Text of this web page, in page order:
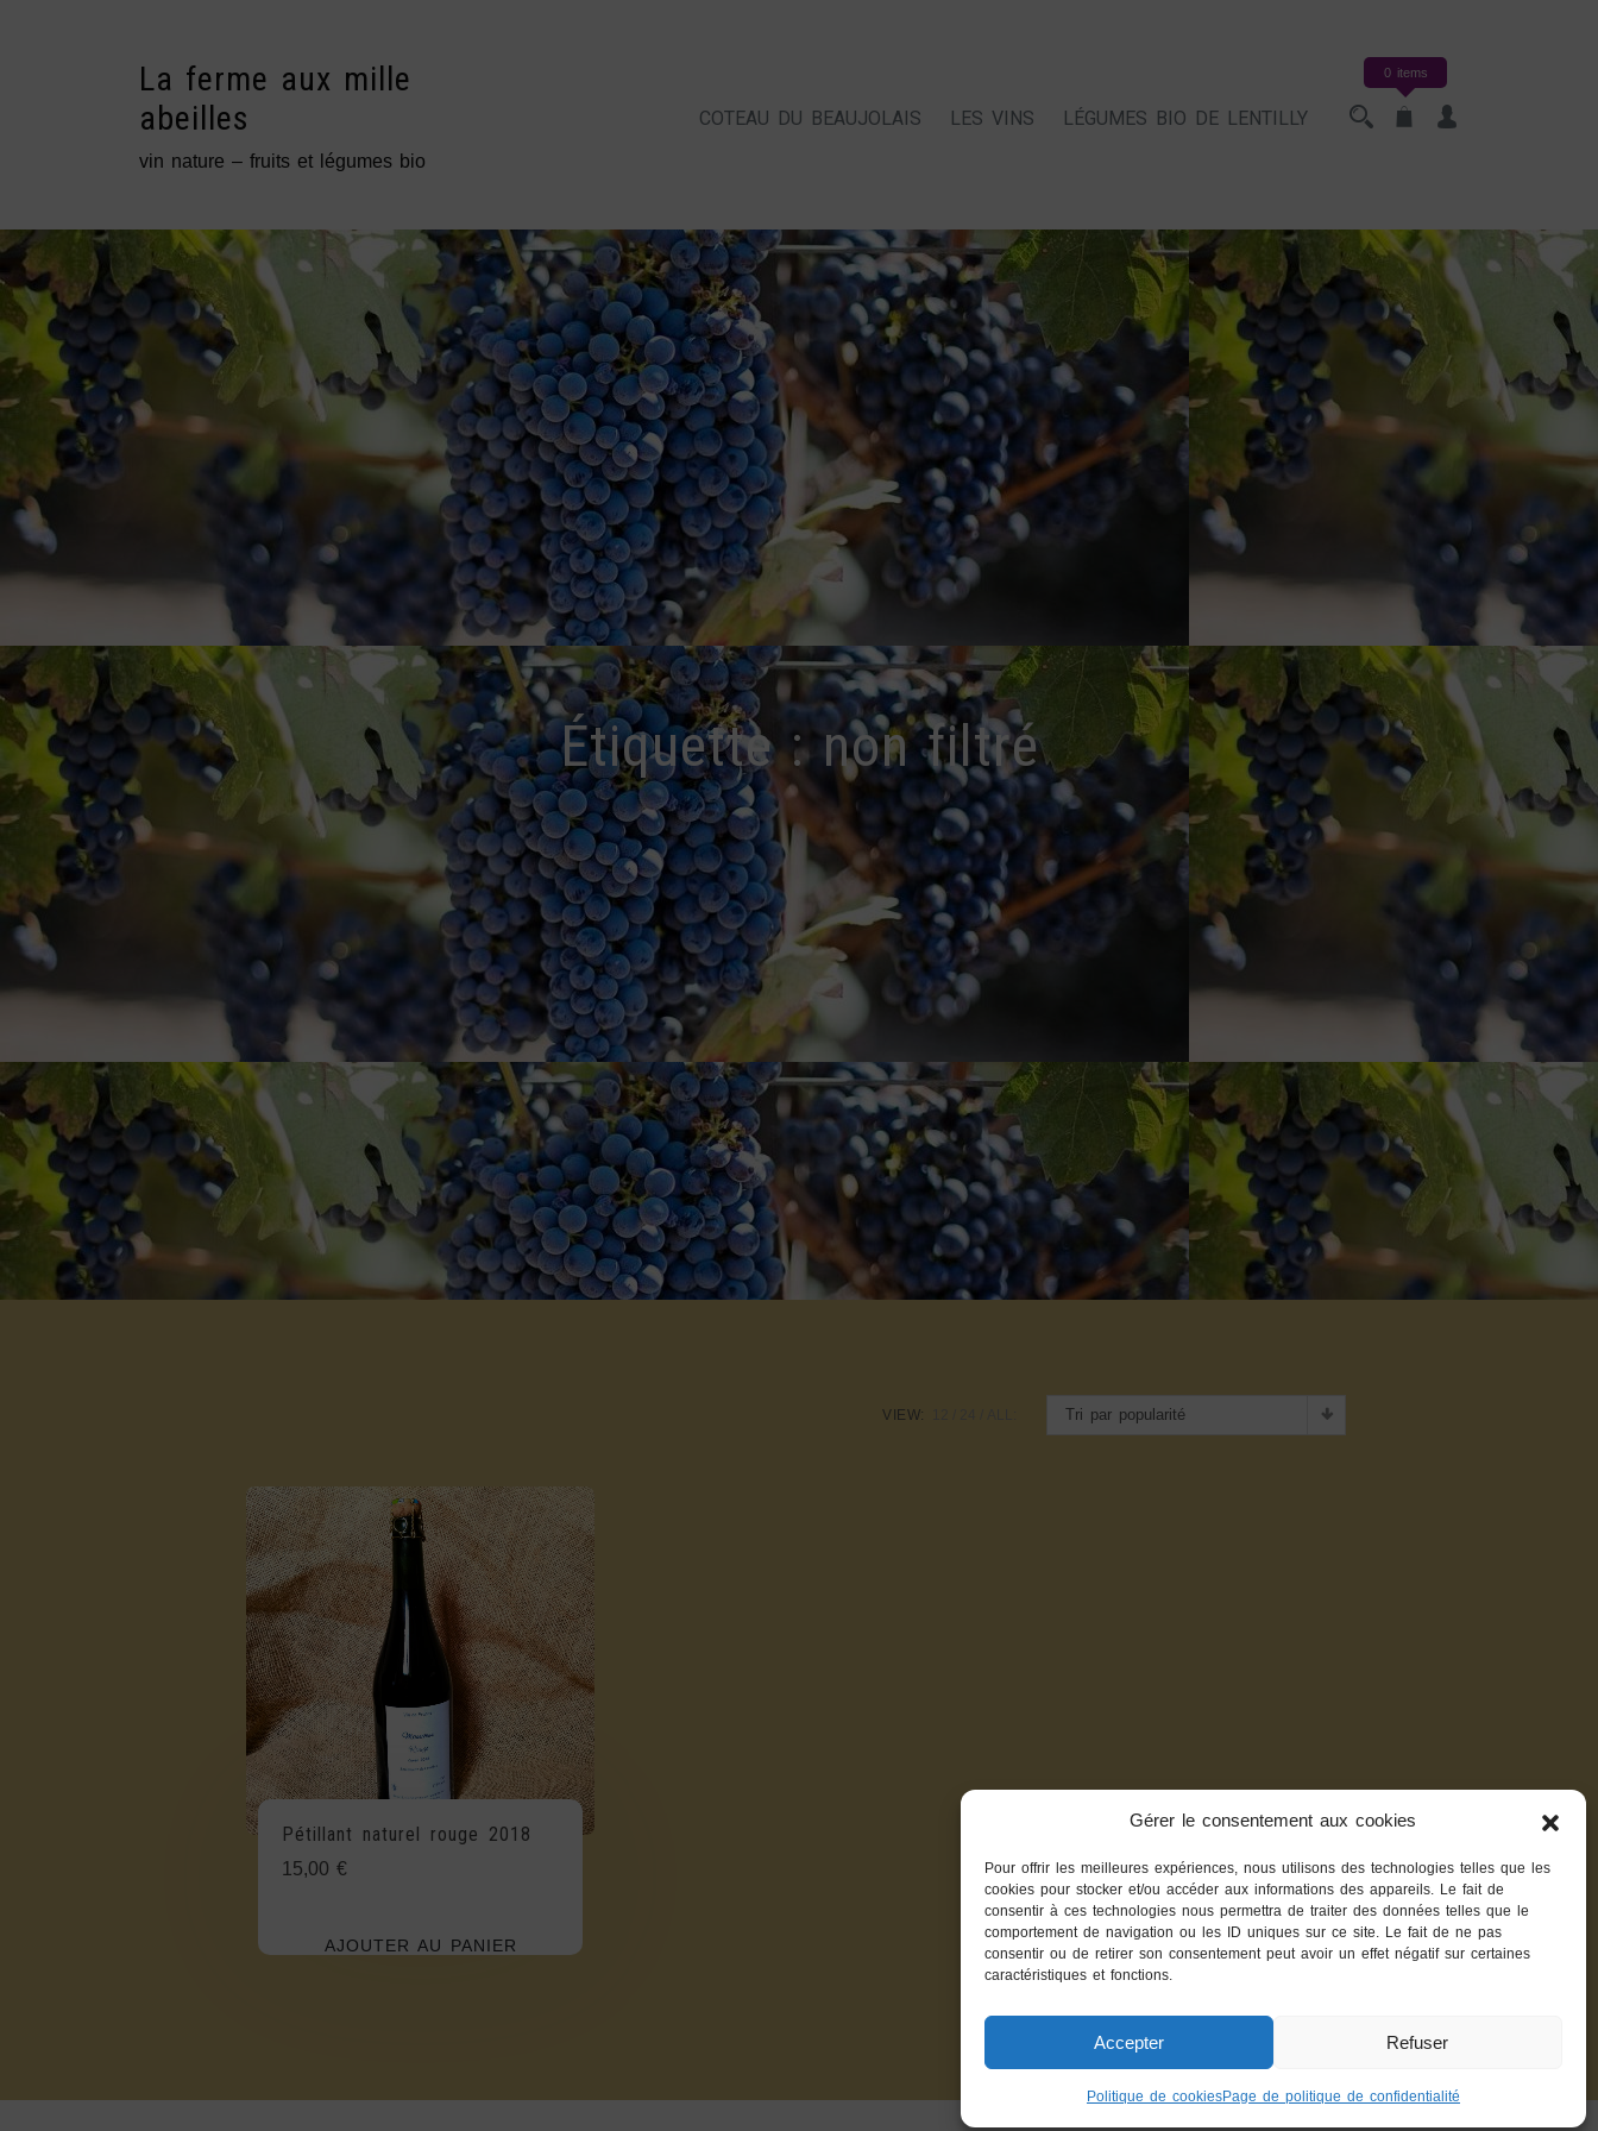
Gérer le consentement aux cookies
Pour offrir les meilleures expériences, nous utilisons des technologies telles que les
cookies pour stocker et/ou accéder aux informations des appareils. Le fait de
consentir à ces technologies nous permettra de traiter des données telles que le
comportement de navigation ou les ID uniques sur ce site. Le fait de ne pas
consentir ou de retirer son consentement peut avoir un effet négatif sur certaines
caractéristiques et fonctions.
Accepter Refuser
Politique de cookiesPage de politique de confidentialité
La ferme aux mille
abeilles
vin nature – fruits et légumes bio
COTEAU DU BEAUJOLAIS LES VINS LÉGUMES BIO DE LENTILLY
0 items
Étiquette : non filtré
Tri par popularité
VIEW:
Pétillant naturel rouge 2018
15,00 €
AJOUTER AU PANIER